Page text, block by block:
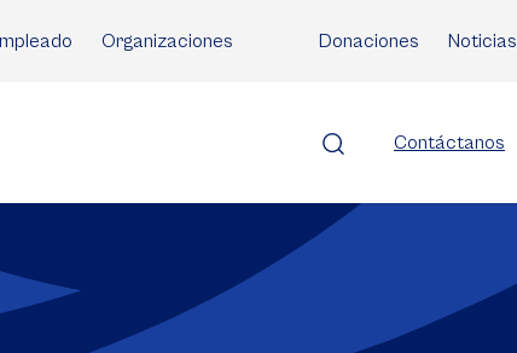
Organizaciones Donaciones Noticias
Contáctanos